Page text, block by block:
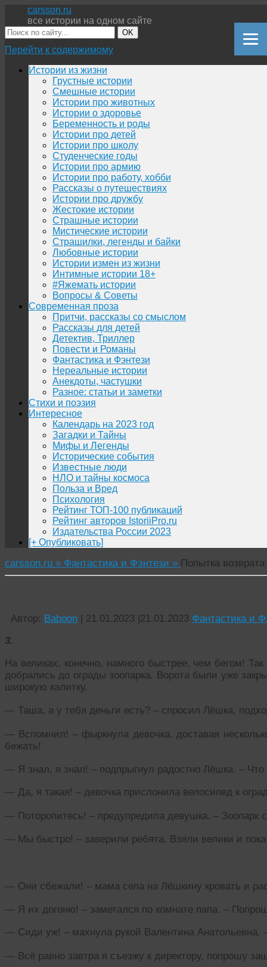
carsson.ru
все истории на одном сайте
OK
Перейти к содержимому
Истории из жизни
Грустные истории
Смешные истории
Истории про животных
Истории о здоровье
Беременность и роды
Истории про детей
Истории про школу
Студенческие годы
Истории про армию
Истории про работу, хобби
Рассказы о путешествиях
Истории про дружбу
Жестокие истории
Страшные истории
Мистические истории
Страшилки, легенды и байки
Любовные истории
Истории измен из жизни
Интимные истории 18+
#Яжемать истории
Вопросы & Советы
Современная проза
Притчи, рассказы со смыслом
Рассказы для детей
Детектив, Триллер
Повести и Романы
Фантастика и Фэнтези
Нереальные истории
Анекдоты, частушки
Разное: статьи и заметки
Стихи и поэзия
Интересное
Календарь на 2023 год
Загадки и Тайны
Мифы и Легенды
Исторические события
Известные люди
НЛО и тайны космоса
Польза и Вред
Психология
Рейтинг ТОП-100 публикаций
Рейтинг авторов IstoriiPro.ru
Издательства России 2023
[+ Опубликовать]
carsson.ru » Фантастика и Фэнтези » Попытка возврата
Автор: Baboon | 21.01.2023 |21.01.2023 Фантастика и
3.
На великах, конечно, намного быстрее, чем бегом!
добрались до ограды зоопарка. Ворота были уже
широкую калитку.
— Таша, а у тебя деньги есть? – спросил Лёшка,
— Вспомнил! – фыркнула девочка, доставая
бежать!
— Я знал, я знал! – подпрыгнул радостно Лёшка. –
— Да, я такая! – девочка прислонила велосипед к
— Поторопитесь! – предупредила девушка. – Зоопарк
— Мы быстро! – заверили ребята. Взяли велики и
— Они сбежали! – мама села на Лёшкину кровать и
— Я их догоню! – заметался по комнате папа. –
— Сиди уж! – махнула рукой Валентина Анатольевна.
— Всё равно завтра я съезжу к директору, попрошу